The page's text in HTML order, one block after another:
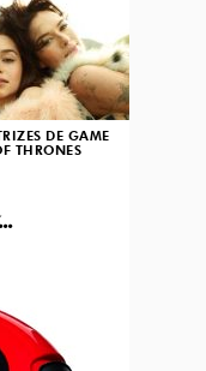
DE GAME
THRONES